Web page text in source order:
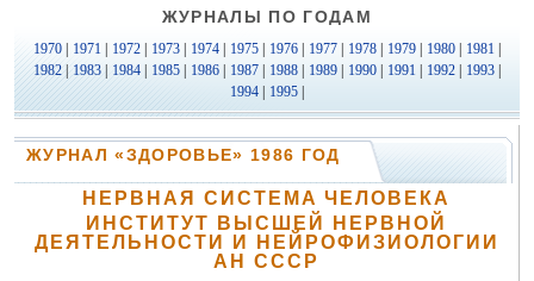
ЖУРНАЛЫ ПО ГОДАМ
1970 1971 1972 1973 1974 1975 1976 1977 1978 1979 1980 1981
1982| 1983 1984 1985 1986 1987 1988 1989 1990 1991 1992 1993
1994
1995
ЖУРНАЛ «ЗДОРОВЬЕ» 1986 ГОД
НЕРВНАЯ CИCTEMA ЧЕЛОВЕКА
ИНСТИТУТ ВЫСШЕЙ НЕРВНОЙ
ДЕЯТЕЛЬНОСТИ И НЕЙРОФИЗИОЛОГИИ
АН СССР